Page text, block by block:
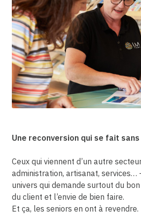
Une reconversion qui se fait
Ceux qui viennent d’un autre
administration, artisanat, services…
univers qui demande surtout du
du client et l’envie de bien faire.
Et ça, les seniors en ont à revendre.